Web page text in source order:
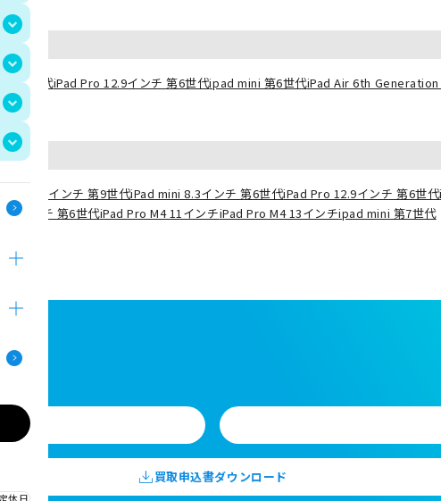
第4世代iPad Pro 12.9インチ 第6世代ipad mini 第6世代iPad Air 6th
iPad 10.2インチ 第9世代iPad mini 8.3インチ 第6世代iPad Pro 12.9インチ 第6世代
13インチ 第6世代iPad Pro M4 11インチiPad Pro M4 13インチipad mini 第7世代
買取申込書ダウンロード